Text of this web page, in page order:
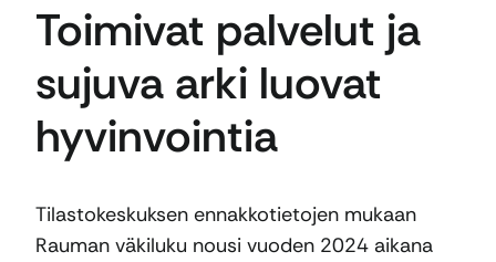
Toimivat palvelut ja
sujuva arki luovat
hyvinvointia
Tilastokeskuksen ennakkotietojen mukaan
Rauman väkiluku nousi vuoden 2024 aikana